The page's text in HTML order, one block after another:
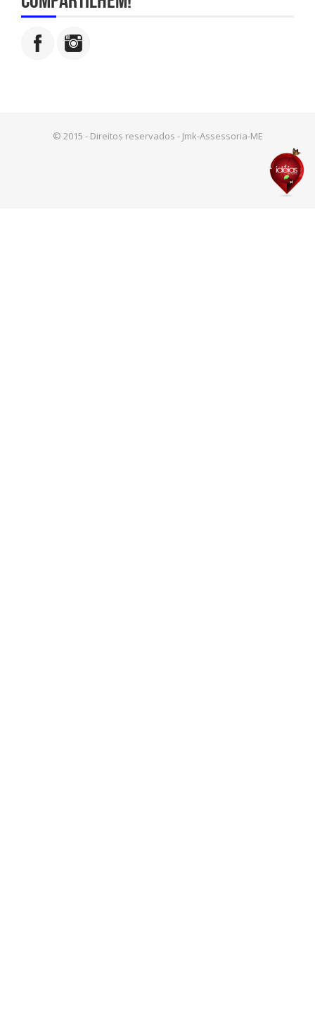
© 2015 - Direitos reservados - Jmk-Assessoria-ME